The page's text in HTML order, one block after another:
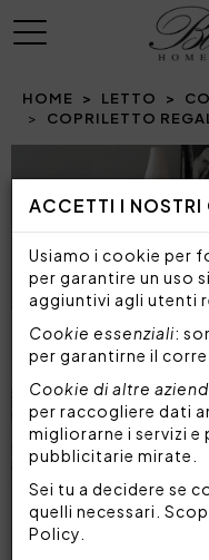
ACCETTI I NOSTRI
Usiamo i cookie per
per garantire un uso
aggiuntivi agli utenti
Cookie essenziali:
per garantirne il
Cookie di altre
per raccogliere dati
migliorarne i servizi
pubblicitarie mirate.
Sei tu a decidere se
quelli necessari.
Policy
MENU
HOME LETTO
COPRILETTO
Prev